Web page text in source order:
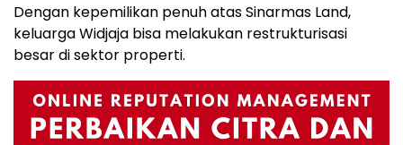
Dengan kepemilikan penuh atas Sinarmas Land,
keluarga Widjaja bisa melakukan restrukturisasi
besar di sektor properti.